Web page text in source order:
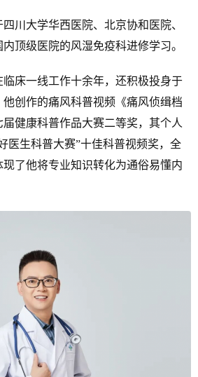
大学华西医院、北京协和医院、
顶级医院的风湿免疫科进修学习。
床一线工作十余年，还积极投身于
他创作的痛风科普视频《痛风侦缉档
健康科普作品大赛二等奖，其个人
医生科普大赛”十佳科普视频奖，全
现了他将专业知识转化为通俗易懂内